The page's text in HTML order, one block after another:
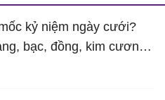
kỷ niệm ngày cưới?
bạc, đồng, kim cương